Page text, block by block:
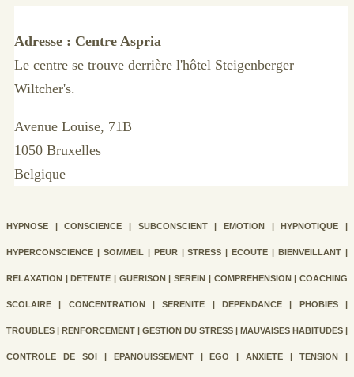
Adresse : Centre Aspria
Le centre se trouve derrière l'hôtel Steigenberger
Wiltcher's.
Avenue Louise, 71B
1050 Bruxelles
Belgique
HYPNOSE | CONSCIENCE | SUBCONSCIENT | EMOTION | HYPNOTIQUE |
HYPERCONSCIENCE | SOMMEIL | PEUR | STRESS | ECOUTE | BIENVEILLANT |
RELAXATION | DETENTE | GUERISON | SEREIN | COMPREHENSION | COACHING
SCOLAIRE | CONCENTRATION | SERENITE | DEPENDANCE | PHOBIES |
TROUBLES | RENFORCEMENT | GESTION DU STRESS | MAUVAISES HABITUDES |
CONTROLE DE SOI | EPANOUISSEMENT | EGO | ANXIETE | TENSION |